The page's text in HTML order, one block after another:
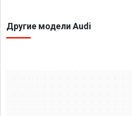
Другие модели Audi